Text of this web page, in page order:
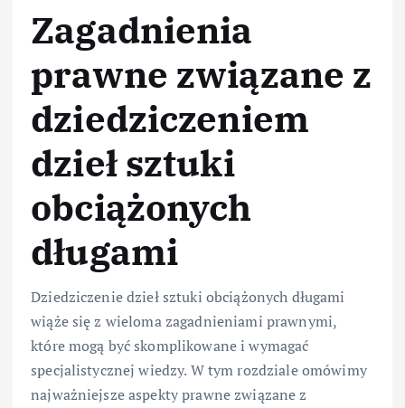
Zagadnienia
prawne związane z
dziedziczeniem
dzieł sztuki
obciążonych
długami
Dziedziczenie dzieł sztuki obciążonych długami
wiąże się z wieloma zagadnieniami prawnymi,
które mogą być skomplikowane i wymagać
specjalistycznej wiedzy. W tym rozdziale omówimy
najważniejsze aspekty prawne związane z